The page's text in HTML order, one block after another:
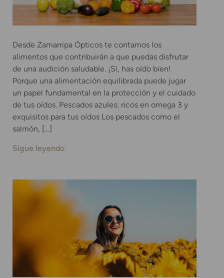
Desde Zamarripa Ópticos te contamos los
alimentos que contribuirán a que puedas disfrutar
de una audición saludable. ¡Sí, has oído bien!
Porque una alimentación equilibrada puede jugar
un papel fundamental en la protección y el cuidado
de tus oídos. Pescados azules: ricos en omega 3 y
exquisitos para tus oídos Los pescados como el
salmón, […]
Sigue leyendo